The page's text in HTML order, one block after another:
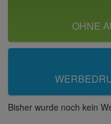
OHNE
Bisher wurde noch kein